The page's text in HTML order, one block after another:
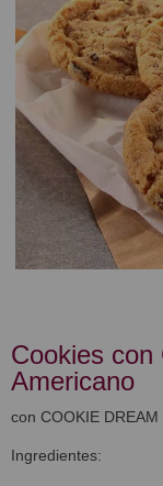
Cookies con
Americano
con COOKIE DREAM
Ingredientes: